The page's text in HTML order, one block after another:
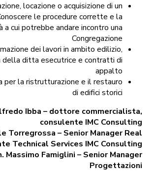
locazione o acquisizione di un
le procedure corrette e la
a cui potrebbe andare incontro una
Congregazione
dei lavori in ambito edilizio,
ditta esecutrice e contratti di
appalto
per la ristrutturazione e il restauro
di edifici storici
Ibba – dottore commercialista,
consulente IMC Consulting
Torregrossa – Senior Manager Real
Technical Services IMC Consulting
Massimo Famiglini – Senior Manager
Progettazioni